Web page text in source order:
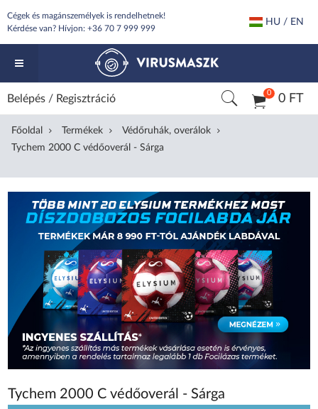
Cégek és magánszemélyek is rendelhetnek!
Kérdése van? Hívjon: +36 70 7 999 999
HU / EN
0 0 FT
Belépés / Regisztráció
Főoldal Termékek
Védőruhák, overálok
Tychem 2000 C védőoverál - Sárga
Tychem 2000 C védőoverál - Sárga